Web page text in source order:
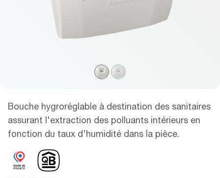
Bouche hygroréglable à destination des sanitaires
assurant l'extraction des polluants intérieurs en
fonction du taux d'humidité dans la pièce.